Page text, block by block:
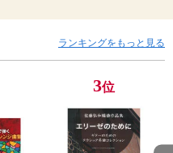
ランキングをもっと見る
3位